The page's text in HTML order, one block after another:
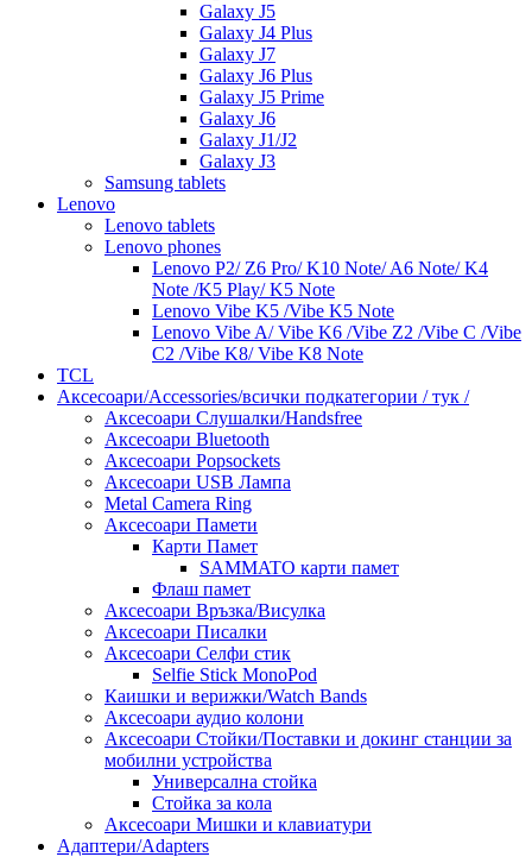
Galaxy J5
Galaxy J4 Plus
Galaxy J7
Galaxy J6 Plus
Galaxy J5 Prime
Galaxy J6
Galaxy J1/J2
Galaxy J3
Samsung tablets
Lenovo
Lenovo tablets
Lenovo phones
Lenovo P2/ Z6 Pro/ K10 Note/ A6 Note/ K4
Note /K5 Play/ K5 Note
Lenovo Vibe K5 /Vibe K5 Note
Lenovo Vibe A/ Vibe K6 /Vibe Z2 /Vibe C /Vibe
C2 /Vibe K8/ Vibe K8 Note
TCL
Аксесоари/Accessories/всички подкатегории / тук /
Аксесоари Слушалки/Handsfree
Аксесоари Bluetooth
Аксесоари Popsockets
Аксесоари USB Лампа
Metal Camera Ring
Аксесоари Памети
Карти Памет
SAMMATO карти памет
Флаш памет
Аксесоари Връзка/Висулка
Аксесоари Писалки
Аксесоари Селфи стик
Selfie Stick MonoPod
Каишки и верижки/Watch Bands
Аксесоари аудио колони
Аксесоари Стойки/Поставки и докинг станции за
мобилни устройства
Универсална стойка
Стойка за кола
Аксесоари Мишки и клавиатури
Адаптери/Adapters